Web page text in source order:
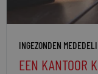
INGEZONDEN
EEN KANTOOR